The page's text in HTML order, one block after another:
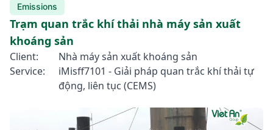
Emissions
Trạm quan trắc khí thải nhà máy sản xuất
khoáng sản
Client:
Nhà máy sản xuất khoáng sản
Service:
iMisff7101 - Giải pháp quan trắc khí thải tự
động, liên tục (CEMS)